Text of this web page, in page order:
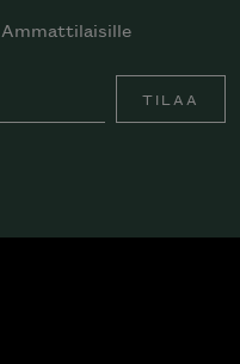
Ammattilaisille
TILAA